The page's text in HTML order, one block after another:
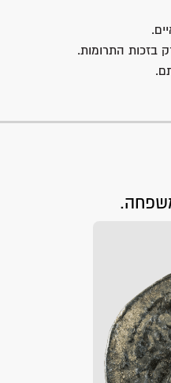
בזכות התרומות.